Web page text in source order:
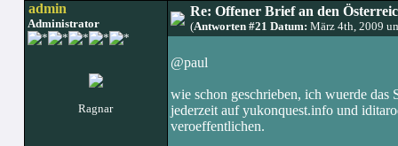
admin
Administrator
Ragnar
Re: Offener Brief an den
(Antworten #21 Datum: März 4th, 2009
@paul
wie schon geschrieben, ich wuerde das
jederzeit auf yukonquest.info und
veroeffentlichen.